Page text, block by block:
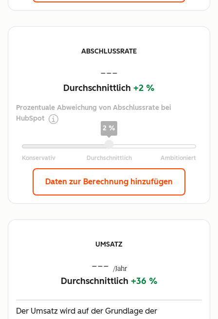
ABSCHLUSSRATE
---
Durchschnittlich +2 %
Prozentuale Abweichung von Abschlussrate bei
HubSpot
2 %
Daten zur Berechnung hinzufügen
UMSATZ
--- /Jahr
Durchschnittlich +36 %
Der Umsatz wird auf der Grundlage der